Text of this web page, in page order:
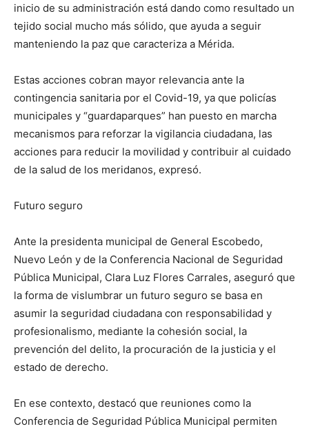
inicio de su administración está dando como resultado un
tejido social mucho más sólido, que ayuda a seguir
manteniendo la paz que caracteriza a Mérida.
Estas acciones cobran mayor relevancia ante la
contingencia sanitaria por el Covid-19, ya que policías
municipales y “guardaparques” han puesto en marcha
mecanismos para reforzar la vigilancia ciudadana, las
acciones para reducir la movilidad y contribuir al cuidado
de la salud de los meridanos, expresó.
Futuro seguro
Ante la presidenta municipal de General Escobedo,
Nuevo León y de la Conferencia Nacional de Seguridad
Pública Municipal, Clara Luz Flores Carrales, aseguró que
la forma de vislumbrar un futuro seguro se basa en
asumir la seguridad ciudadana con responsabilidad y
profesionalismo, mediante la cohesión social, la
prevención del delito, la procuración de la justicia y el
estado de derecho.
En ese contexto, destacó que reuniones como la
Conferencia de Seguridad Pública Municipal permiten